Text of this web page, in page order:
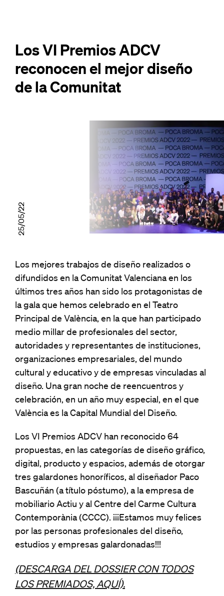
Los VI Premios ADCV
reconocen el mejor diseño
de la Comunitat
25/05/22
Los mejores trabajos de diseño realizados o
difundidos en la Comunitat Valenciana en los
últimos tres años han sido los protagonistas de
la gala que hemos celebrado en el Teatro
Principal de València, en la que han participado
medio millar de profesionales del sector,
autoridades y representantes de instituciones,
organizaciones empresariales, del mundo
cultural y educativo y de empresas vinculadas al
diseño. Una gran noche de reencuentros y
celebración, en un año muy especial, en el que
València es la Capital Mundial del Diseño.
Los VI Premios ADCV han reconocido 64
propuestas, en las categorías de diseño gráfico,
digital, producto y espacios, además de otorgar
tres galardones honoríficos, al diseñador Paco
Bascuñán (a título póstumo), a la empresa de
mobiliario Actiu y al Centre del Carme Cultura
Contemporània (CCCC). ¡¡¡Estamos muy felices
por las personas profesionales del diseño,
estudios y empresas galardonadas!!!
(DESCARGA DEL DOSSIER CON TODOS
LOS PREMIADOS, AQUÍ).